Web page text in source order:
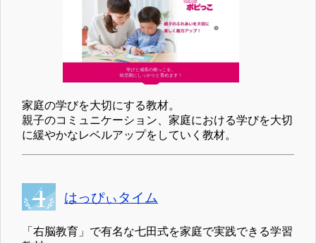
家庭の学びを大切にする教材。
親子のコミュニケーション、家庭における学びを大切
に緩やかなレベルアップをしていく教材。
はっぴぃタイム
「右脳教育」で有名な七田式を家庭で実践できる学習